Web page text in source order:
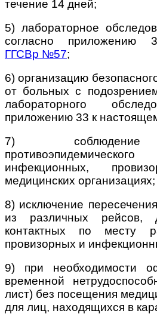
течение 14 дней;
5) лабораторное
согласно приложению
ГГСВр №57;
6) организацию
от больных с
лабораторного
приложению 33 к
7) соблюдение
инфекционных,
медицинских организациях;
8) исключение
из различных рейсов,
контактных по месту
провизорных и
9) при необходимости
временной
лист) без посещения
для лиц, находящихся в